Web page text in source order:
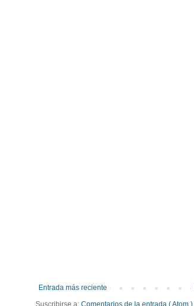
Entrada más reciente
Suscribirse a: Comentarios de la entrada ( Atom )